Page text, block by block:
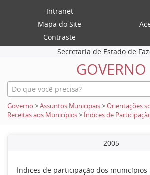
Intranet
Mapa do Site
Contraste
Secretaria de Estado de
GOVERNO
Governo >Assuntos Municipais>Orientações
Receitas aos Municípios> Índices de
2005
Índices de participação dos municípios